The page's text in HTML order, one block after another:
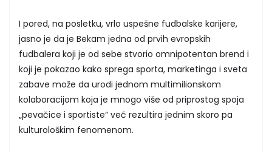
I pored, na posletku, vrlo uspešne fudbalske karijere,
jasno je da je Bekam jedna od prvih evropskih
fudbalera koji je od sebe stvorio omnipotentan brend i
koji je pokazao kako sprega sporta, marketinga i sveta
zabave može da urodi jednom multimilionskom
kolaboracijom koja je mnogo više od priprostog spoja
„pevačice i sportiste“ već rezultira jednim skoro pa
kulturološkim fenomenom.